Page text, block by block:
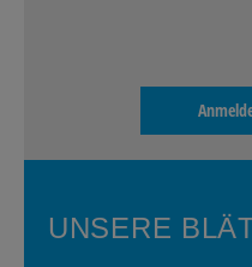
UNSERE